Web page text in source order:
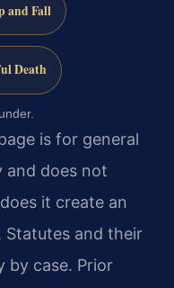
and Fall
Death
is for general
and does not
it create an
and their
by case. Prior